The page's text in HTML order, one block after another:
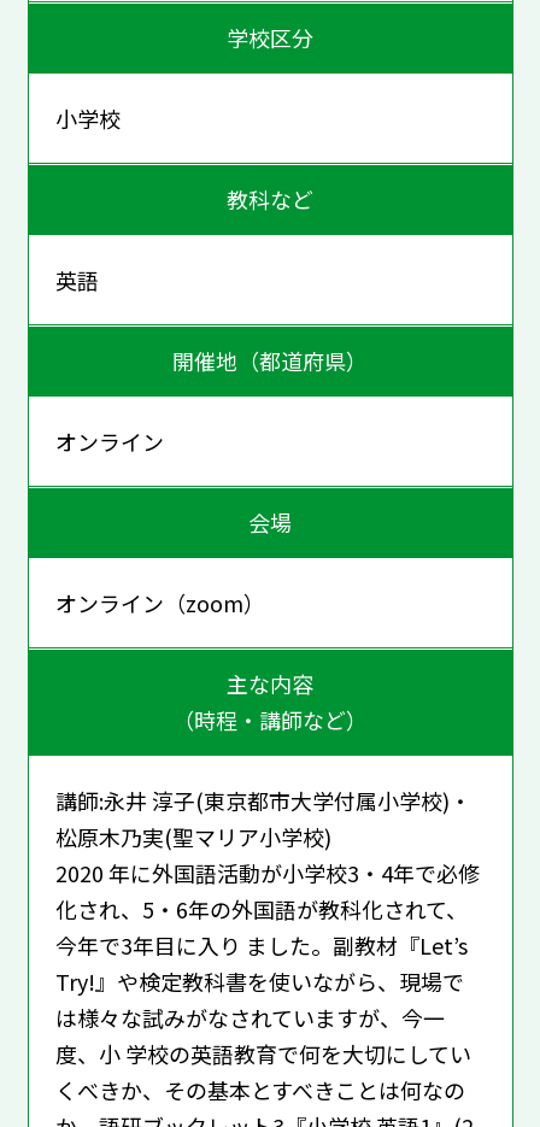
学校区分
小学校
教科など
英語
開催地（都道府県）
オンライン
会場
オンライン（zoom）
主な内容
（時程・講師など）
講師:永井 淳子(東京都市大学付属小学校)・
松原木乃実(聖マリア小学校)
2020 年に外国語活動が小学校3・4年で必修
化され、5・6年の外国語が教科化されて、
今年で3年目に入り ました。副教材『Let’s
Try!』や検定教科書を使いながら、現場で
は様々な試みがなされていますが、今一
度、小 学校の英語教育で何を大切にしてい
くべきか、その基本とすべきことは何なの